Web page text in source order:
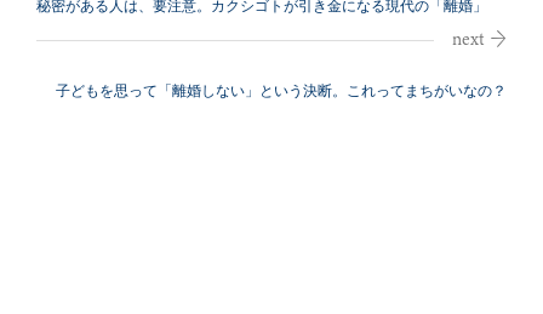
秘密がある人は、要注意。カクシゴトが引き金になる現代の「離婚」
子どもを思って「離婚しない」という決断。これってまちがいなの？